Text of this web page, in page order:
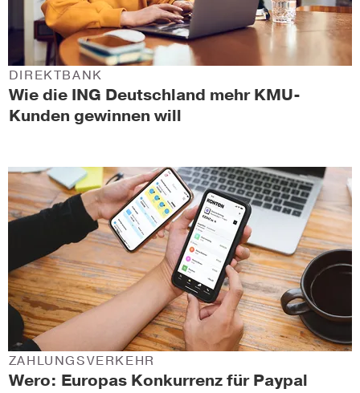
Wie die ING Deutschland mehr KMU-
Kunden gewinnen will
DIREKTBANK
Wero: Europas Konkurrenz für Paypal
ZAHLUNGSVERKEHR